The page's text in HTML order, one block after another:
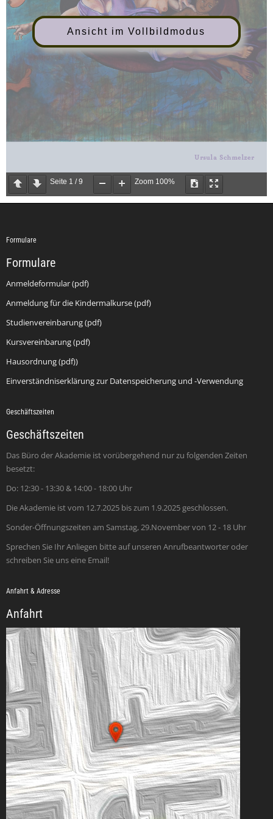
Ansicht im Vollbildmodus
Seite 1 /9 Zoom 100%
Formulare
Formulare
Anmeldeformular (pdf)
Anmeldung für die Kindermalkurse (pdf)
Studienvereinbarung (pdf)
Kursvereinbarung (pdf)
Hausordnung (pdf))
Einverständniserklärung zur Datenspeicherung und -Verwendung
Geschäftszeiten
Geschäftszeiten
Das Büro der Akademie ist vorübergehend nur zu folgenden Zeiten
besetzt:
Do: 12:30 - 13:30 & 14:00 - 18:00 Uhr
Die Akademie ist vom 12.7.2025 bis zum 1.9.2025 geschlossen.
Sonder-Öffnungszeiten am Samstag, 29.November von 12 - 18 Uhr
Sprechen Sie Ihr Anliegen bitte auf unseren Anrufbeantworter oder
schreiben Sie uns eine Email!
Anfahrt & Adresse
Anfahrt